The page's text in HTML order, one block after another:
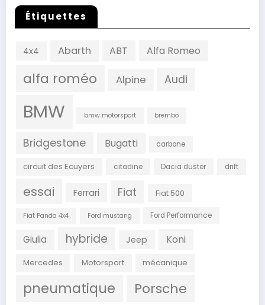
Étiquettes
4x4 Abarth ABT Alfa Romeo
alfa roméo Alpine Audi
BMW bmw motorsport brembo
Bridgestone Bugatti carbone
circuit des Ecuyers citadine Dacia duster drift
essai Ferrari Fiat Fiat 500
Fiat Panda 4x4 Ford mustang Ford Performance
Giulia hybride Jeep Koni
Mercedes Motorsport mécanique
pneumatique Porsche